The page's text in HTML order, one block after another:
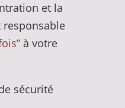
et la
à votre
sécurité